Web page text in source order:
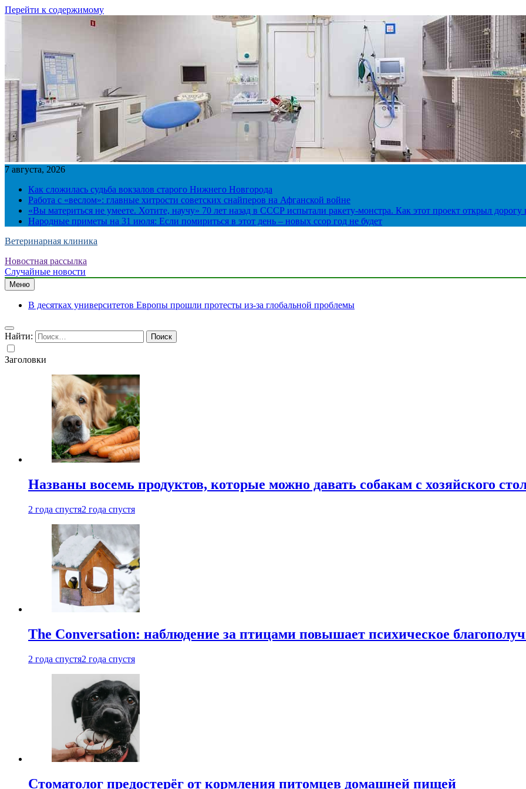
Перейти к содержимому
7 августа, 2026
Как сложилась судьба вокзалов старого Нижнего Новгорода
Работа с «веслом»: главные хитрости советских снайперов на Афганской войне
«Вы материться не умеете. Хотите, научу» 70 лет назад в СССР испытали ракету-монстра. Как этот проект открыл дорогу
Народные приметы на 31 июля: Если помириться в этот день – новых ссор год не будет
Ветеринарная клиника
Новостная рассылка
Случайные новости
Меню
В десятках университетов Европы прошли протесты из-за глобальной проблемы
Найти:
Заголовки
Названы восемь продуктов, которые можно давать собакам с хозяйского
2 года спустя2 года спустя
The Conversation: наблюдение за птицами повышает психическое
2 года спустя2 года спустя
Стоматолог предостерёг от кормления питомцев домашней пищей